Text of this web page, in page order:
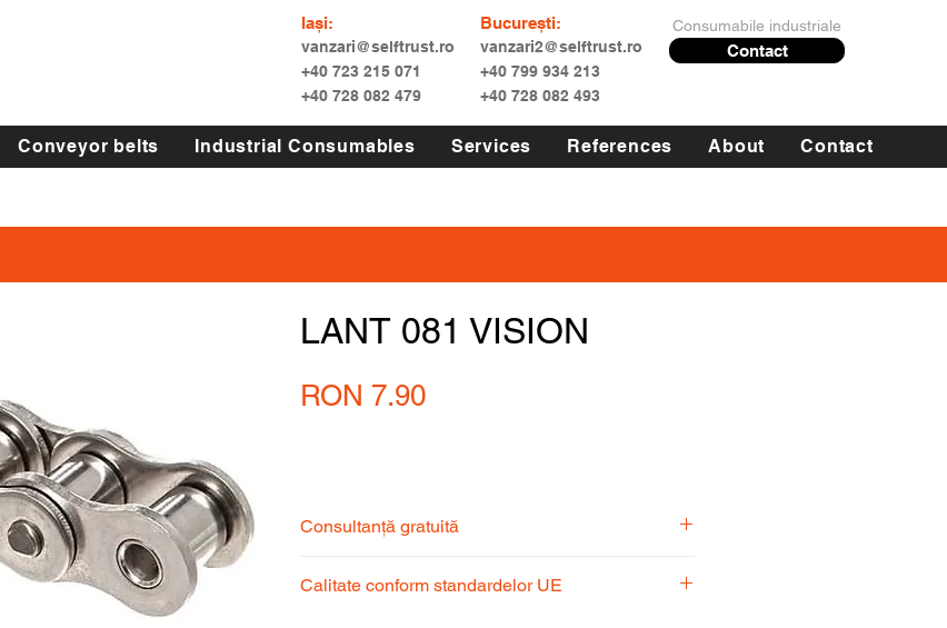
Iași:
vanzari@selftrust.ro
+40 723 215 071
+40 728 082 479
București:
vanzari2@selftrust.ro
+40 799 934 213
+40 728 082 493
Consumabile industriale
Contact
Conveyor belts Industrial Consumables Services References About Contact
LANT 081 VISION
RON 7.90Price
Consultanță gratuită
pentru a alege produsul potrivit nevoilor
Calitate conform standardelor UE